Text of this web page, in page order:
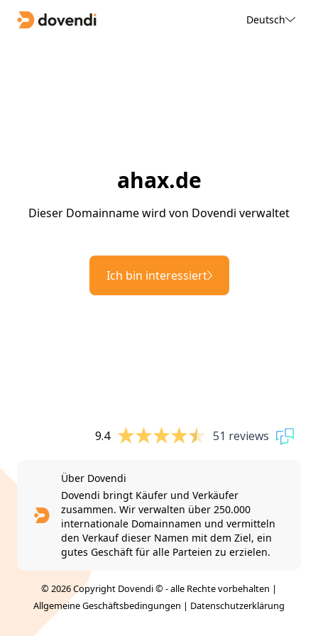
Deutsch
ahax.de
Dieser Domainname wird von Dovendi verwaltet
Ich bin interessiert
9.4 51 reviews
Über Dovendi
Dovendi bringt Käufer und Verkäufer
zusammen. Wir verwalten über 250.000
internationale Domainnamen und vermitteln
den Verkauf dieser Namen mit dem Ziel, ein
gutes Geschäft für alle Parteien zu erzielen.
© 2026 Copyright Dovendi © - alle Rechte vorbehalten |
Allgemeine Geschäftsbedingungen | Datenschutzerklärung